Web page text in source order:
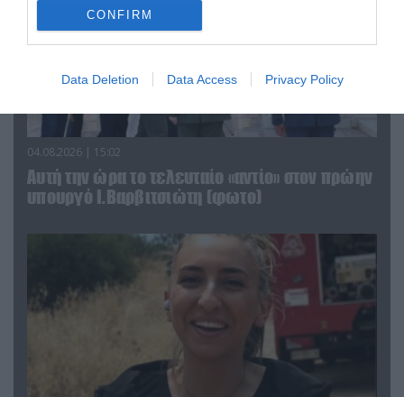
CONFIRM
Data Deletion Data Access Privacy Policy
04.08.2026 | 15:02
Αυτή την ώρα το τελευταίο «αντίο» στον πρώην
υπουργό Ι.Βαρβιτσιώτη (φωτο)